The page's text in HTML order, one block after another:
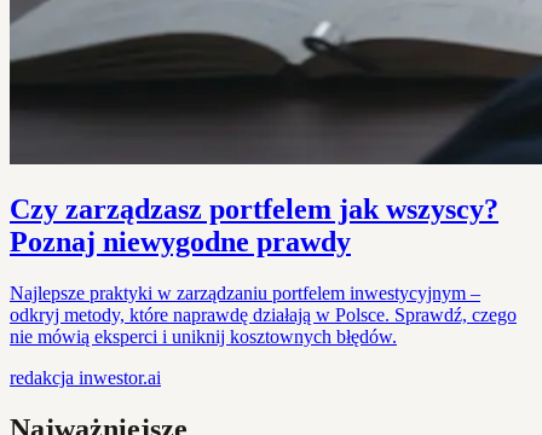
Czy zarządzasz portfelem jak wszyscy?
Poznaj niewygodne prawdy
Najlepsze praktyki w zarządzaniu portfelem inwestycyjnym –
odkryj metody, które naprawdę działają w Polsce. Sprawdź, czego
nie mówią eksperci i uniknij kosztownych błędów.
redakcja inwestor.ai
Najważniejsze